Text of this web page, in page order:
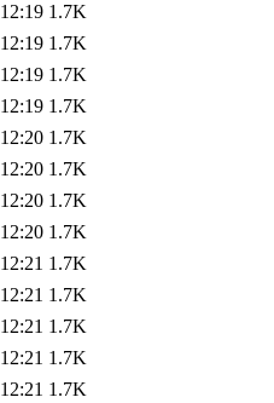
1.7K
1.7K
1.7K
1.7K
1.7K
1.7K
1.7K
1.7K
1.7K
1.7K
1.7K
1.7K
1.7K